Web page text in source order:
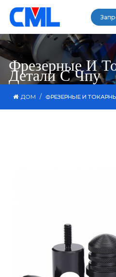
Фрезерные И
Детали С Чпу
ДОМ / ФРЕЗЕРНЫЕ И